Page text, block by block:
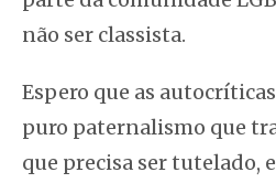
não ser classista.
Espero que as
puro paternalismo que
que precisa ser tutelado,